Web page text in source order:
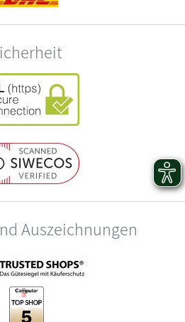
Auszeichnungen